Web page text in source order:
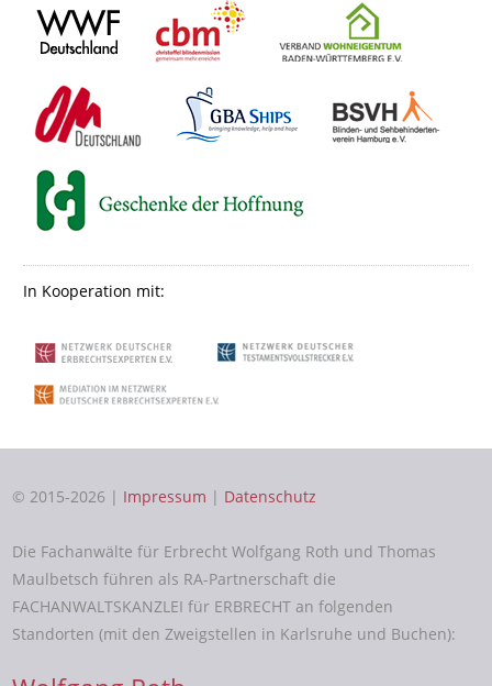
In Kooperation mit:
© 2015-2026 | Impressum | Datenschutz
Die Fachanwälte für Erbrecht Wolfgang Roth und Thomas
Maulbetsch führen als RA-Partnerschaft die
FACHANWALTSKANZLEI für ERBRECHT an folgenden
Standorten (mit den Zweigstellen in Karlsruhe und Buchen):